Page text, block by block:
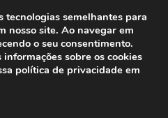
tecnologias semelhantes para
nosso site. Ao navegar em
o seu consentimento.
sobre os cookies
política de privacidade em